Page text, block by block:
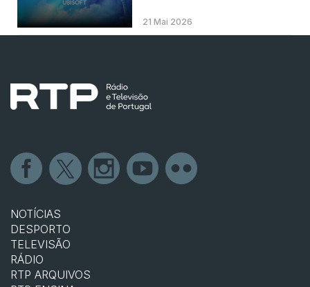
21 Mai 2026
NOTÍCIAS
DESPORTO
TELEVISÃO
RÁDIO
RTP ARQUIVOS